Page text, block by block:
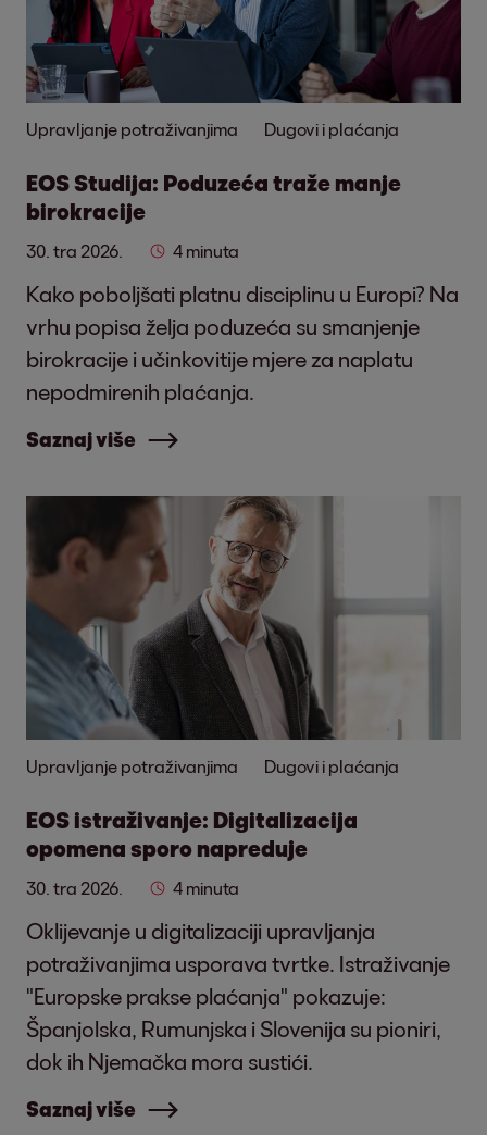
Upravljanje potraživanjima Dugovi i plaćanja
EOS Studija: Poduzeća traže manje
birokracije
30. tra 2026. 4 minuta
Kako poboljšati platnu disciplinu u Europi? Na
vrhu popisa želja poduzeća su smanjenje
birokracije i učinkovitije mjere za naplatu
nepodmirenih plaćanja.
Saznaj više
Upravljanje potraživanjima Dugovi i plaćanja
EOS istraživanje: Digitalizacija
opomena sporo napreduje
30. tra 2026. 4 minuta
Oklijevanje u digitalizaciji upravljanja
potraživanjima usporava tvrtke. Istraživanje
"Europske prakse plaćanja" pokazuje:
Španjolska, Rumunjska i Slovenija su pioniri,
dok ih Njemačka mora sustići.
Saznaj više